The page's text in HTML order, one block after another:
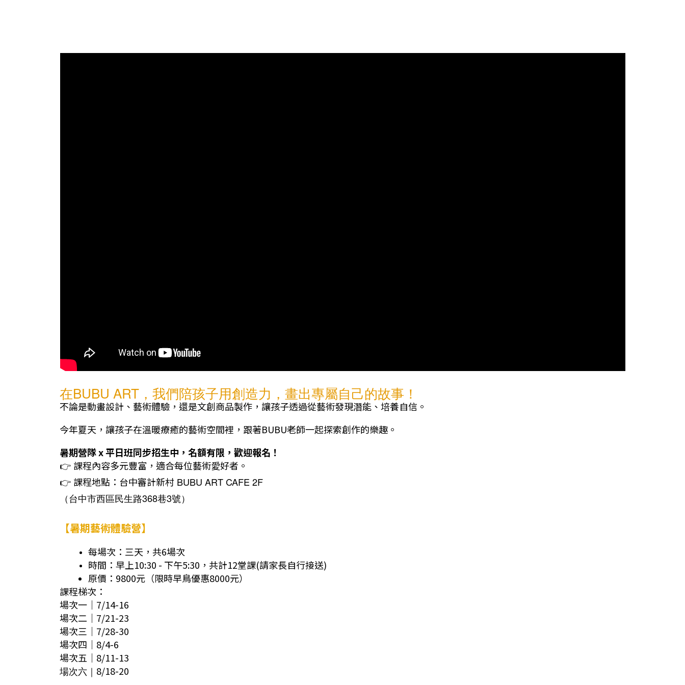
在BUBU ART，我們陪孩子用創造力，畫出專屬自己的故事！
不論是動畫設計、藝術體驗，還是文創商品製作，讓孩子透過從藝術發現潛能、培養自信。
今年夏天，讓孩子在溫暖療癒的藝術空間裡，跟著BUBU老師一起探索創作的樂趣。
暑期營隊 x 平日班同步招生中，名額有限，歡迎報名！
👉 課程內容多元豐富，適合每位藝術愛好者。
👉 課程地點：台中審計新村 BUBU ART CAFE 2F
（台中市西區民生路368巷3號）
【暑期藝術體驗營】
每場次：三天，共6場次
時間：早上10:30 - 下午5:30，共計12堂課(請家長自行接送)
原價：9800元（限時早鳥優惠8000元）
課程梯次：
場次一｜7/14-16
場次二｜7/21-23
場次三｜7/28-30
場次四｜8/4-6
場次五｜8/11-13
場次六｜ 8/18-20